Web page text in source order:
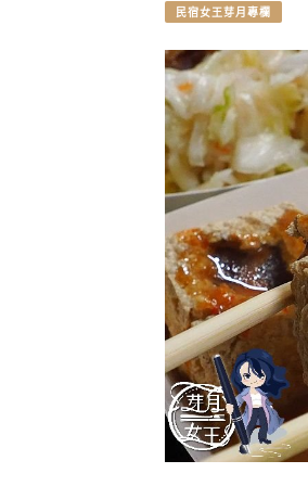
民宿女王芽月專欄